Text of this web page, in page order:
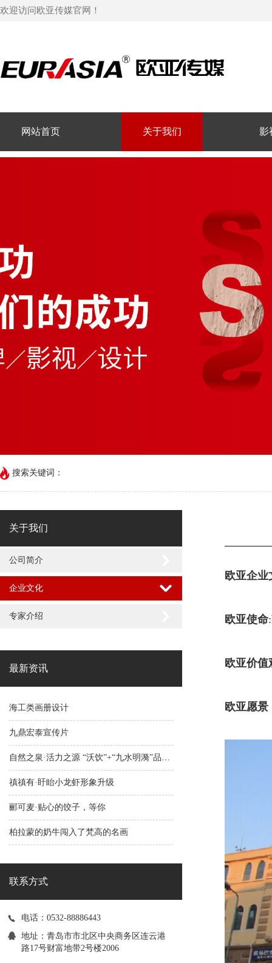
欢迎访问欧亚传媒官网！
网站首页 关于我们 影
搜索关键词：
关于我们
公司简介
企业文化
专家介绍
最新资讯
海工类画册设计
九鼎宏泰宣传片
自然之泉·活力之源 “沃饮”+“九水明漪”品牌升级换装！
禛禛有·盱眙小龙虾形象升级
郦可麦·贴心的饺子，等你
柏拉蒙的奶牛闯入了梵高的名画
联系方式
电话：0532-88886443
地址：青岛市市北区中央商务区连云港
路17号财富地带2号楼2006
欧亚企业
欧亚使命
欧亚价值
欧亚愿景